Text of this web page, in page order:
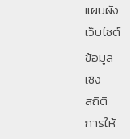
แผนผัง
เว็บไซต์
ข้อมูล
เชิง
สถิติ
การให้